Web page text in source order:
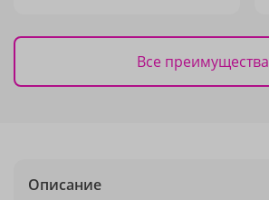
Все преимущества
Описание